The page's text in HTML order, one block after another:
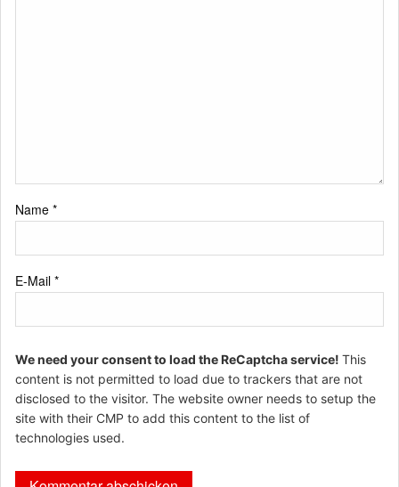
Name *
E-Mail *
We need your consent to load the ReCaptcha service! This
content is not permitted to load due to trackers that are not
disclosed to the visitor. The website owner needs to setup the
site with their CMP to add this content to the list of
technologies used.